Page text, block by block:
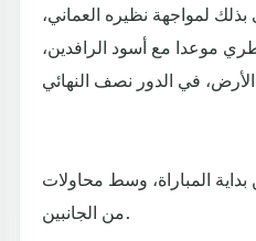
بذلك لمواجهة نظيره العماني،
موعدا مع أسود الرافدين،
المباراة، وسط محاولات
من الجانبين.